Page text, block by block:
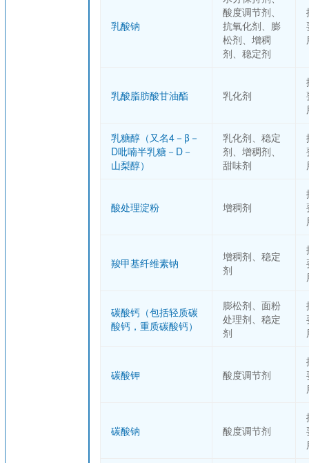
乳酸钠
酸度调节剂、
抗氧化剂、膨
松剂、增稠
剂、稳定剂
乳酸脂肪酸甘油酯 乳化剂
乳糖醇（又名4－β－
D吡喃半乳糖－D－
山梨醇）
乳化剂、稳定
剂、增稠剂、
甜味剂
酸处理淀粉 增稠剂
羧甲基纤维素钠
增稠剂、稳定
剂
碳酸钙（包括轻质碳
酸钙，重质碳酸钙）
膨松剂、面粉
处理剂、稳定
剂
碳酸钾 酸度调节剂
碳酸钠 酸度调节剂